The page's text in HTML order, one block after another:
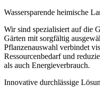
Wassersparende heimische
Wir sind spezialisiert auf die
Gärten mit sorgfältig
Pflanzenauswahl verbindet
Ressourcenbedarf und
als auch Energieverbrauch.
Innovative durchlässige